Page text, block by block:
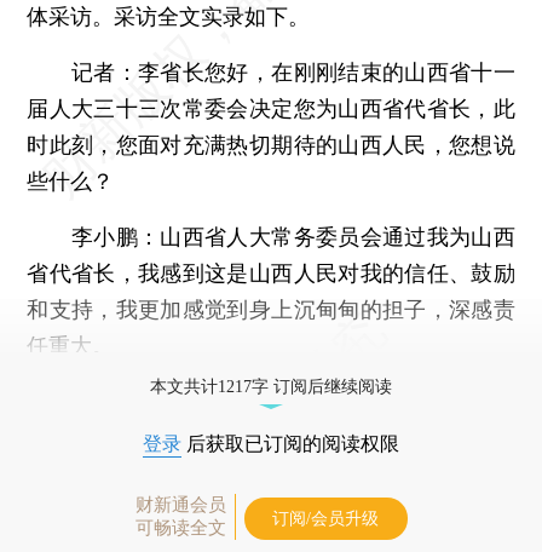
体采访。采访全文实录如下。
记者：李省长您好，在刚刚结束的山西省十一
届人大三十三次常委会决定您为山西省代省长，此
时此刻，您面对充满热切期待的山西人民，您想说
些什么？
李小鹏：山西省人大常务委员会通过我为山西
省代省长，我感到这是山西人民对我的信任、鼓励
和支持，我更加感觉到身上沉甸甸的担子，深感责
任重大。
本文共计1217字 订阅后继续阅读
登录 后获取已订阅的阅读权限
财新通会员
可畅读全文
订阅/会员升级